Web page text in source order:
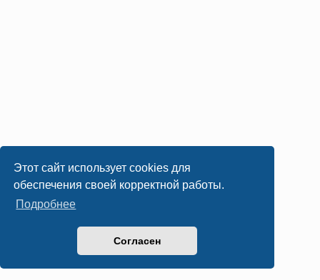
Этот сайт использует cookies для
обеспечения своей корректной работы.
Подробнее
Согласен